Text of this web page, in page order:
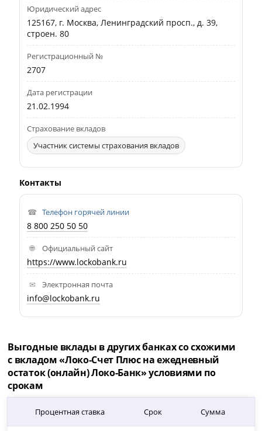
Юридический адрес
125167, г. Москва, Ленинградский просп., д. 39,
строен. 80
Регистрационный №
2707
Дата регистрации
21.02.1994
Страхование вкладов
Участник системы страхования вкладов
Контакты
Телефон горячей линии
8 800 250 50 50
Официальный сайт
https://www.lockobank.ru
Электронная почта
info@lockobank.ru
Выгодные вклады в других банках со схожими
с вкладом «Локо-Счет Плюс на ежедневный
остаток (онлайн) Локо-Банк» условиями по
срокам
Процентная ставка Срок Сумма